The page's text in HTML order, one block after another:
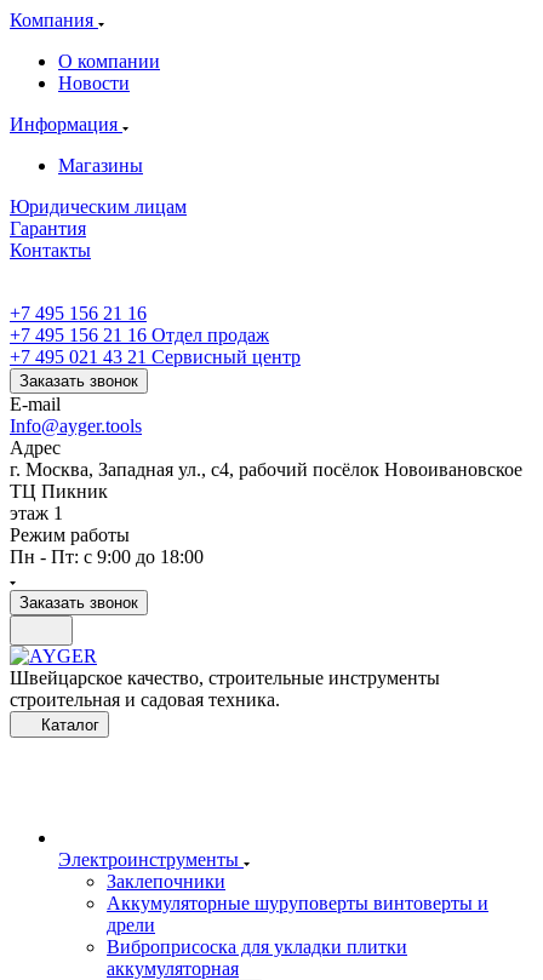
Компания
О компании
Новости
Информация
Магазины
Юридическим лицам
Гарантия
Контакты
+7 495 156 21 16
+7 495 156 21 16 Отдел продаж
+7 495 021 43 21 Cервисный центр
Заказать звонок
E-mail
Info@ayger.tools
Адрес
г. Москва, Западная ул., с4, рабочий посёлок Новоивановское
ТЦ Пикник
этаж 1
Режим работы
Пн - Пт: с 9:00 до 18:00
Заказать звонок
Швейцарское качество, строительные инструменты
строительная и садовая техника.
Каталог
Электроинструменты
Заклепочники
Аккумуляторные шуруповерты винтоверты и
дрели
Виброприсоска для укладки плитки
аккумуляторная